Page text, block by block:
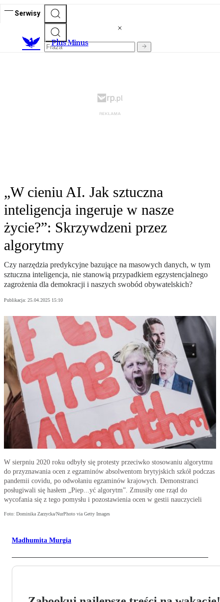
Serwisy
Plus Minus
„W cieniu AI. Jak sztuczna
inteligencja ingeruje w nasze
życie?”: Skrzywdzeni przez
algorytmy
Czy narzędzia predykcyjne bazujące na masowych danych, w tym
sztuczna inteligencja, nie stanowią przypadkiem egzystencjalnego
zagrożenia dla demokracji i naszych swobód obywatelskich?
Publikacja: 25.04.2025 15:10
W sierpniu 2020 roku odbyły się protesty przeciwko stosowaniu algorytmu
do przyznawania ocen z egzaminów absolwentom brytyjskich szkół podczas
pandemii covidu, po odwołaniu egzaminów krajowych. Demonstranci
posługiwali się hasłem „Piep...yć algorytm”. Zmusiły one rząd do
wycofania się z tego pomysłu i pozostawienia ocen w gestii nauczycieli
Foto: Dominika Zarzycka/NurPhoto via Getty Images
Madhumita Murgia